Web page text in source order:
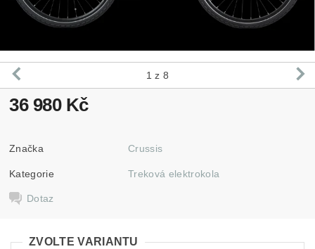
1 z 8
36 980 Kč
Značka Crussis
Kategorie Treková elektrokola
Dotaz
ZVOLTE VARIANTU